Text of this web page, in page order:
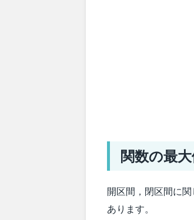
関数の最
開区間，閉区間に
あります。